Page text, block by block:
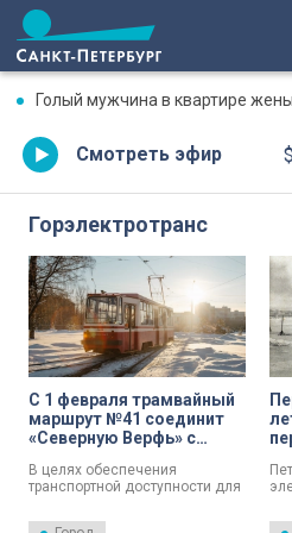
Голый мужчина в квартире жены: экс-сотрудник
Смотреть эфир
Горэлектротранс
С 1 февраля трамвайный
маршрут №41 соединит
«Северную Верфь» с
В целях обеспечения
транспортной доступности для
района продлевается трасса